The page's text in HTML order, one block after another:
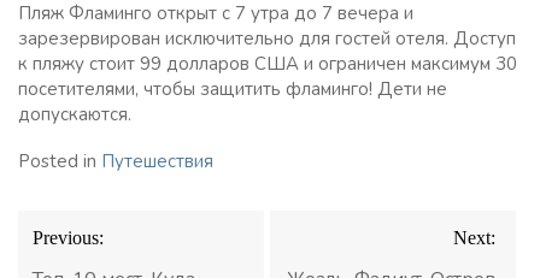
Пляж Фламинго открыт с 7 утра до 7 вечера и
зарезервирован исключительно для гостей отеля. Доступ
к пляжу стоит 99 долларов США и ограничен максимум 30
посетителями, чтобы защитить фламинго! Дети не
допускаются.
Posted in Путешествия
Навигация
по
Previous: Next: